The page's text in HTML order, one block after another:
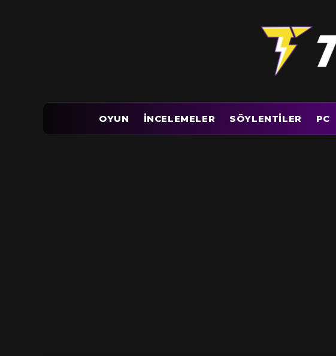
OYUN İNCELEMELER SÖYLENTILER PC